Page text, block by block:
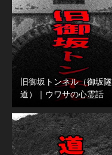
旧御坂トンネル（御坂隧
道）｜ウワサの心霊話